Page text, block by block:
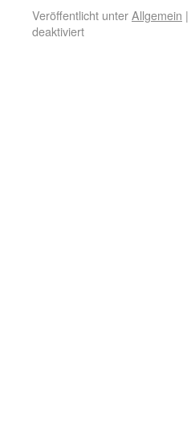
Veröffentlicht unterAllgemein |
deaktiviert